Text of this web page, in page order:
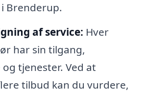
Brenderup.
af service: Hver
har sin tilgang,
tjenester. Ved at
tilbud kan du vurdere,